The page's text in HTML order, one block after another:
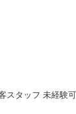
スタッフ 未経験